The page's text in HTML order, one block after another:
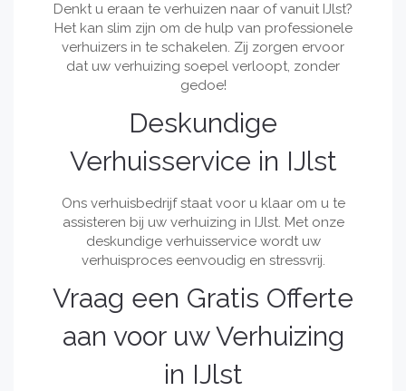
Denkt u eraan te verhuizen naar of vanuit IJlst?
Het kan slim zijn om de hulp van professionele
verhuizers in te schakelen. Zij zorgen ervoor
dat uw verhuizing soepel verloopt, zonder
gedoe!
Deskundige
Verhuisservice in IJlst
Ons verhuisbedrijf staat voor u klaar om u te
assisteren bij uw verhuizing in IJlst. Met onze
deskundige verhuisservice wordt uw
verhuisproces eenvoudig en stressvrij.
Vraag een Gratis Offerte
aan voor uw Verhuizing
in IJlst